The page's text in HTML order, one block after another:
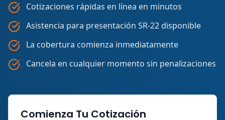
Cotizaciones rápidas en línea en minutos
Asistencia para presentación SR-22 disponible
La cobertura comienza inmediatamente
Cancela en cualquier momento sin penalizaciones
Comienza Tu Cotización